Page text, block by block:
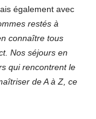
également avec
restés à
connaître tous
Nos séjours en
qui rencontrent le
de A à Z, ce